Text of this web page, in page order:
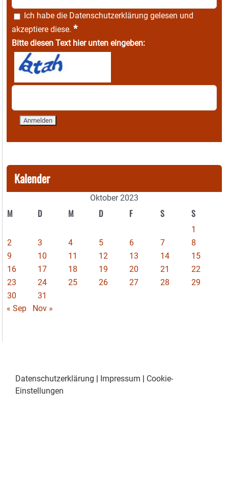
Ich habe die Datenschutzerklärung gelesen und
akzeptiere diese. *
Bitte diesen Text hier unten eingeben:
Kalender
Oktober 2023
M D M D F S S
1
2
3 4 5 6 7
8
9
10 11 12 13 14
15
16
17 18 19 20 21
22
23
24 25 26 27 28
29
30
31
« Sep
Nov »
Datenschutzerklärung Impressum
Cookie-
Einstellungen